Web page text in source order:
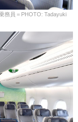
務員＝PHOTO: Tadayuki